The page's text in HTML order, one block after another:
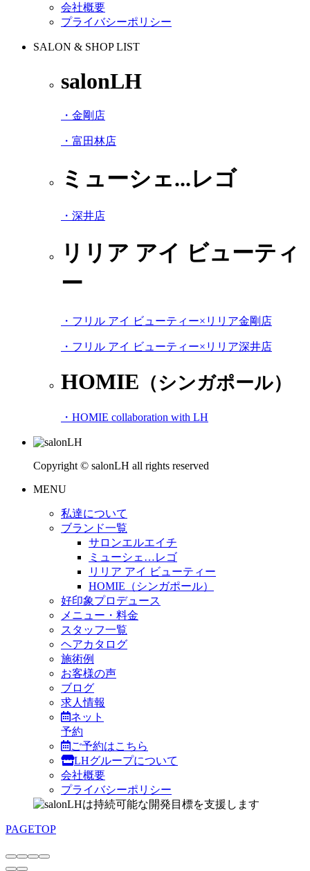
会社概要
プライバシーポリシー
SALON & SHOP LIST
salonLH
・金剛店
・富田林店
ミューシェ...レゴ
・深井店
リリア アイ ビューティ
ー
・フリル アイ ビューティー×リリア金剛店
・フリル アイ ビューティー×リリア深井店
HOMIE （シンガポール）
・HOMIE collaboration with LH
Copyright © salonLH all rights reserved
MENU
私達について
ブランド一覧
サロンエルエイチ
ミューシェ…レゴ
リリア アイ ビューティー
HOMIE（シンガポール）
好印象プロデュース
メニュー・料金
スタッフ一覧
ヘアカタログ
施術例
お客様の声
ブログ
求人情報
ネット
予約
ご予約はこちら
LHグループについて
会社概要
プライバシーポリシー
PAGETOP